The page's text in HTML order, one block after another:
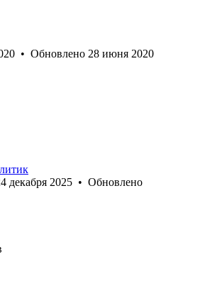
• Обновлено 28 июня 2020
декабря 2025 • Обновлено